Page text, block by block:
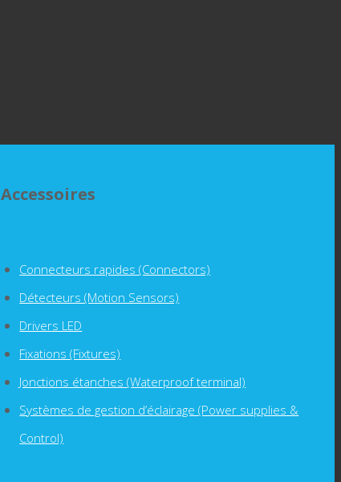
Accessoires
Connecteurs rapides (Connectors)
Détecteurs (Motion Sensors)
Drivers LED
Fixations (Fixtures)
Jonctions étanches (Waterproof terminal)
Systèmes de gestion d’éclairage (Power supplies &
Control)